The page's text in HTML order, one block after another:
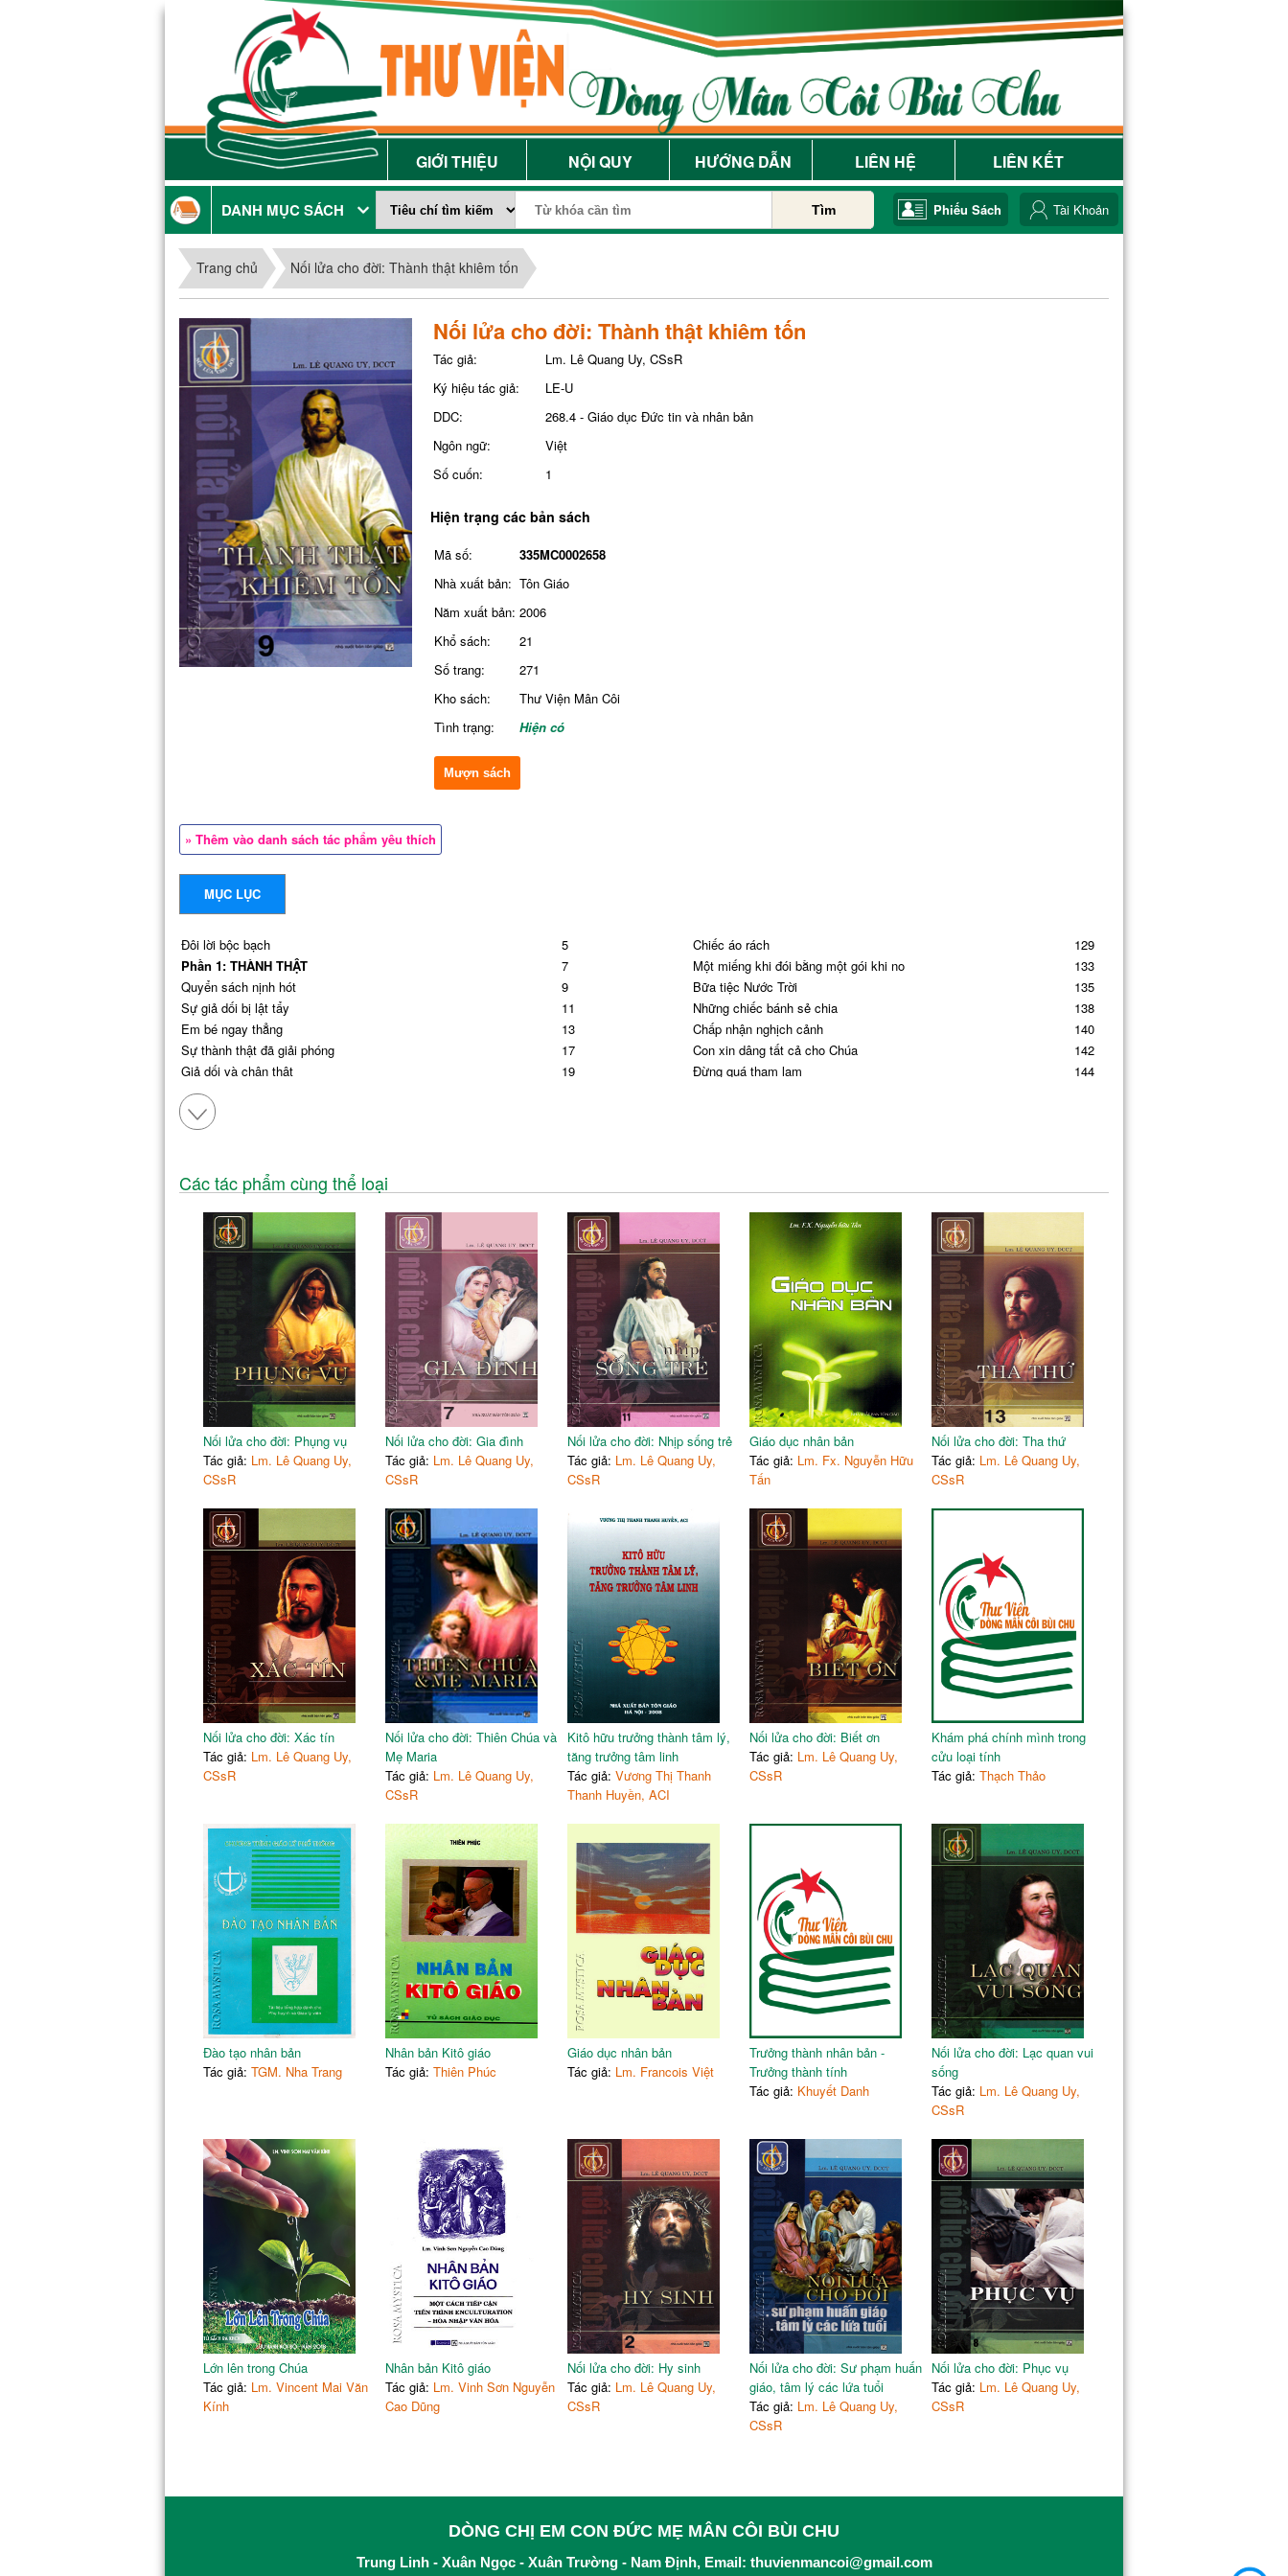
GIỚI THIỆU NỘI QUY HƯỚNG DẪN LIÊN HỆ LIÊN KẾT
DANH MỤC SÁCH Tìm Phiếu Sách Tài Khoản
Trang chủ Nối lửa cho đời: Thành thật khiêm tốn
Nối lửa cho đời: Thành thật khiêm tốn
Tác giả:
Lm. Lê Quang Uy, CSsR
Ký hiệu tác giả:
LE-U
DDC:
268.4 - Giáo dục Đức tin và nhân bản
Ngôn ngữ:
Việt
Số cuốn:
1
Hiện trạng các bản sách
Mã số:
335MC0002658
Nhà xuất bản: Tôn Giáo
Năm xuất bản: 2006
Khổ sách:
21
Số trang:
271
Kho sách:
Thư Viện Mân Côi
Tình trạng:
Hiện có
Mượn sách
» Thêm vào danh sách tác phẩm yêu thích
MỤC LỤC
Đôi lời bộc bạch
5
Phần 1: THÀNH THẬT
7
Quyển sách nịnh hót
9
Sự giả dối bị lật tẩy
11
Em bé ngay thẳng
13
Sự thành thật đã giải phóng
17
Giả dối và chân thật
19
Người mở hàng
Dám nhận lỗi
Thật và giả
Phải để cho Thiên Chúa biết một vài việc
Bạn thân đúng nghĩa
36
Bức tranh giả
39
Thái độ trước những kẻ vu oan
43
Bị tù còn hơn bị lương tâm cắn rứt
Thành thật với chính mình
Trò chuyện thân tình với Chúa
Tiếng của lương tâm
52
Không đọc kinh thánh vì mất đôi kính
54
Khác biệt giữa thật và giả
56
Lời nói của kẻ xấu như rắn rít
58
Việc gì cũng có người biết
60
Phần 2: SÁM HỐI
63
Chỉ một kinh Lạy Cha thôi!
65
Hoán cải một tâm hồn
69
Những gì tôi biết về Đức Kitô
Hãy dọn chỗ ở cho đời sau
73
Hoán cải như vua Đavít
76
Sống thật sự cho Nước Trời
78
Chiếc quần của cha xứ
80
“Tôi đã đánh mất cuộc sống”
83
Lời nguyện của một thanh niên bị AIDS
86
Tự thú ca
89
Bệnh của tôi đã được chừa lành
91
Lòng bao dung có thể hoán cải tâm hồn
93
Mùa Chay
95
Nói chuyện ăn chay
99
103
Lòng trung thực quả cảm
109
Bao dung là gì ?
112
Lòng tham sẽ quật ngã
116
Nếu Chúa Giêsu đến thăm nhà bạn
118
Sẽ không bao giờ nói dối nữa
121
Phần 3: KHÓ NGHÈO
123
Của cải dễ làm hư con người
125
Làm cho chính Chúa Giêsu
127
Chiếc áo rách
129
Một miếng khi đói bằng một gói khi no
133
Bữa tiệc Nước Trời
135
Những chiếc bánh sẻ chia
138
Chấp nhận nghịch cảnh
140
Con xin dâng tất cả cho Chúa
142
Đừng quá tham lam
144
Cô mãi là cô giáo tuyệt vời của đời em
157
Thêm một lần nữa!
162
Bài học của sự phô trương
Nụ cười của mẹ
167
Tảng đá chắn đường
Nhịn nhục trong yêu thương
Đóa hoa tầm thường
Thói khoe khoang hợm hĩnh
178
Những công việc phải làm
181
Trái tim con người
Nghĩ về sự chết
188
Người thợ đồng hồ chí thánh
190
Phụng sự Thiên Chúa
Niềm tin trong cơn giông tố
195
200
Niềm lạc quan hồn nhiên
Đừng tự xem mình là quan trọng
Phục vụ trong khiêm nhường
Con tàu Titanic
Tự mãn vì đạo đức
Một bài giảng sống động
213
Cuộc họp giao ban của quỷ
Giúp người khác chừa một tật xấu
Khiêm nhường là sẵn lòng học nơi kẻ khác
Muốn làm một ân nhân ẩn danh
221
Lòng tử tế
223
Phần thưởng cho người tử tế
Cách giữ lòng khiêm nhường
231
Sự khiêm tốn
234
Cần phải quỳ xuống
236
Ai hơn ai ?
Tự hào biết hết mọi sự
Biết lắng nghe và phục thiện
243
Người phê bình ta cần cho ta
245
Mục lục
247
Các tác phẩm cùng thể loại
Nối lửa cho đời: Phụng vụ
Tác giả: Lm. Lê Quang Uy,
CSsR
Nối lửa cho đời: Gia đình
Tác giả: Lm. Lê Quang Uy,
CSsR
Nối lửa cho đời: Nhịp sống trẻ
Tác giả: Lm. Lê Quang Uy,
CSsR
Giáo dục nhân bản
Tác giả: Lm. Fx. Nguyễn Hữu
Tấn
Nối lửa cho đời: Tha thứ
Tác giả: Lm. Lê Quang Uy,
CSsR
Nối lửa cho đời: Xác tín
Tác giả: Lm. Lê Quang Uy,
CSsR
Nối lửa cho đời: Thiên Chúa và
Mẹ Maria
Tác giả: Lm. Lê Quang Uy,
CSsR
Kitô hữu trưởng thành tâm lý,
tăng trưởng tâm linh
Tác giả: Vương Thị Thanh
Thanh Huyền, ACI
Nối lửa cho đời: Biết ơn
Tác giả: Lm. Lê Quang Uy,
CSsR
Khám phá chính mình trong
cửu loại tính
Tác giả: Thạch Thảo
Đào tạo nhân bản
Tác giả: TGM. Nha Trang
Nhân bản Kitô giáo
Tác giả: Thiên Phúc
Giáo dục nhân bản
Tác giả: Lm. Francois Việt
Trưởng thành nhân bản -
Trưởng thành tính
Tác giả: Khuyết Danh
Nối lửa cho đời: Lạc quan vui
sống
Tác giả: Lm. Lê Quang Uy,
CSsR
Lớn lên trong Chúa
Tác giả: Lm. Vincent Mai Văn
Kính
Nhân bản Kitô giáo
Tác giả: Lm. Vinh Sơn Nguyễn
Cao Dũng
Nối lửa cho đời: Hy sinh
Tác giả: Lm. Lê Quang Uy,
CSsR
Nối lửa cho đời: Sư phạm huấn
giáo, tâm lý các lứa tuổi
Tác giả: Lm. Lê Quang Uy,
CSsR
Nối lửa cho đời: Phục vụ
Tác giả: Lm. Lê Quang Uy,
CSsR
DÒNG CHỊ EM CON ĐỨC MẸ MÂN CÔI BÙI CHU
Trung Linh - Xuân Ngọc - Xuân Trường - Nam Định, Email: thuvienmancoi@gmail.com